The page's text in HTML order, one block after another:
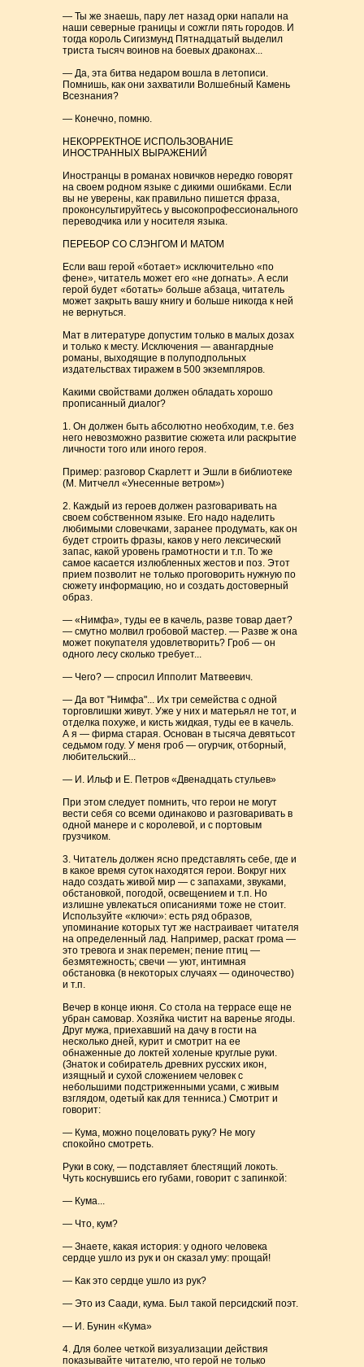
— Ты же знаешь, пару лет назад орки напали на
наши северные границы и сожгли пять городов. И
тогда король Сигизмунд Пятнадцатый выделил
триста тысяч воинов на боевых драконах...
— Да, эта битва недаром вошла в летописи.
Помнишь, как они захватили Волшебный Камень
Всезнания?
— Конечно, помню.
НЕКОРРЕКТНОЕ ИСПОЛЬЗОВАНИЕ
ИНОСТРАННЫХ ВЫРАЖЕНИЙ
Иностранцы в романах новичков нередко говорят
на своем родном языке с дикими ошибками. Если
вы не уверены, как правильно пишется фраза,
проконсультируйтесь у высокопрофессионального
переводчика или у носителя языка.
ПЕРЕБОР СО СЛЭНГОМ И МАТОМ
Если ваш герой «ботает» исключительно «по
фене», читатель может его «не догнать». А если
герой будет «ботать» больше абзаца, читатель
может закрыть вашу книгу и больше никогда к ней
не вернуться.
Мат в литературе допустим только в малых дозах
и только к месту. Исключения — авангардные
романы, выходящие в полуподпольных
издательствах тиражем в 500 экземпляров.
Какими свойствами должен обладать хорошо
прописанный диалог?
1. Он должен быть абсолютно необходим, т.е. без
него невозможно развитие сюжета или раскрытие
личности того или иного героя.
Пример: разговор Скарлетт и Эшли в библиотеке
(М. Митчелл «Унесенные ветром»)
2. Каждый из героев должен разговаривать на
своем собственном языке. Его надо наделить
любимыми словечками, заранее продумать, как он
будет строить фразы, каков у него лексический
запас, какой уровень грамотности и т.п. То же
самое касается излюбленных жестов и поз. Этот
прием позволит не только проговорить нужную по
сюжету информацию, но и создать достоверный
образ.
— «Нимфа», туды ее в качель, разве товар дает?
— смутно молвил гробовой мастер. — Разве ж она
может покупателя удовлетворить? Гроб — он
одного лесу сколько требует...
— Чего? — спросил Ипполит Матвеевич.
— Да вот "Нимфа"... Их три семейства с одной
торговлишки живут. Уже у них и матерьял не тот, и
отделка похуже, и кисть жидкая, туды ее в качель.
А я — фирма старая. Основан в тысяча девятьсот
седьмом году. У меня гроб — огурчик, отборный,
любительский...
— И. Ильф и Е. Петров «Двенадцать стульев»
При этом следует помнить, что герои не могут
вести себя со всеми одинаково и разговаривать в
одной манере и с королевой, и с портовым
грузчиком.
3. Читатель должен ясно представлять себе, где и
в какое время суток находятся герои. Вокруг них
надо создать живой мир — с запахами, звуками,
обстановкой, погодой, освещением и т.п. Но
излишне увлекаться описаниями тоже не стоит.
Используйте «ключи»: есть ряд образов,
упоминание которых тут же настраивает читателя
на определенный лад. Например, раскат грома —
это тревога и знак перемен; пение птиц —
безмятежность; свечи — уют, интимная
обстановка (в некоторых случаях — одиночество)
и т.п.
Вечер в конце июня. Со стола на террасе еще не
убран самовар. Хозяйка чистит на варенье ягоды.
Друг мужа, приехавший на дачу в гости на
несколько дней, курит и смотрит на ее
обнаженные до локтей холеные круглые руки.
(Знаток и собиратель древних русских икон,
изящный и сухой сложением человек с
небольшими подстриженными усами, с живым
взглядом, одетый как для тенниса.) Смотрит и
говорит:
— Кума, можно поцеловать руку? Не могу
спокойно смотреть.
Руки в соку, — подставляет блестящий локоть.
Чуть коснувшись его губами, говорит с запинкой:
— Кума...
— Что, кум?
— Знаете, какая история: у одного человека
сердце ушло из рук и он сказал уму: прощай!
— Как это сердце ушло из рук?
— Это из Саади, кума. Был такой персидский поэт.
— И. Бунин «Кума»
4. Для более четкой визуализации действия
показывайте читателю, что герой не только